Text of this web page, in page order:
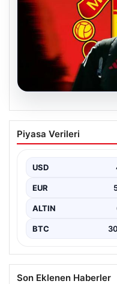
Manchester
Altay
Piyasa Verileri
USD
EUR
ALTIN
BTC
Son Eklenen Haberler